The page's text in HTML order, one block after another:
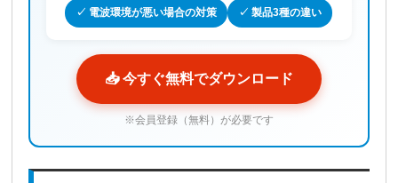
✓ 電波環境が悪い場合の対策 ✓ 製品3種の違い
📥 今すぐ無料でダウンロード
※会員登録（無料）が必要です